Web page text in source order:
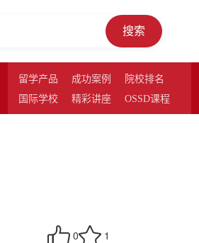
搜索
留学产品 成功案例
院校排名
国际学校
精彩讲座 OSSD课程
0 1